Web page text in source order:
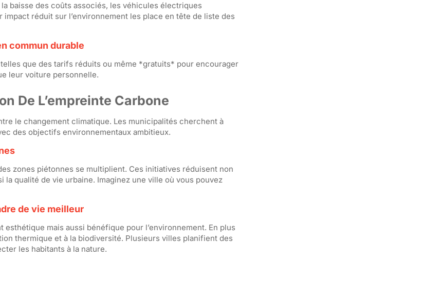
baisse des coûts associés, les véhicules électriques
réduit sur l’environnement les place en tête de liste des
commun durable
que des tarifs réduits ou même *gratuits* pour encourager
leur voiture personnelle.
De L’empreinte Carbone
le changement climatique. Les municipalités cherchent à
des objectifs environnementaux ambitieux.
zones piétonnes se multiplient. Ces initiatives réduisent non
qualité de vie urbaine. Imaginez une ville où vous pouvez
de vie meilleur
esthétique mais aussi bénéfique pour l’environnement. En plus
thermique et à la biodiversité. Plusieurs villes planifient des
les habitants à la nature.